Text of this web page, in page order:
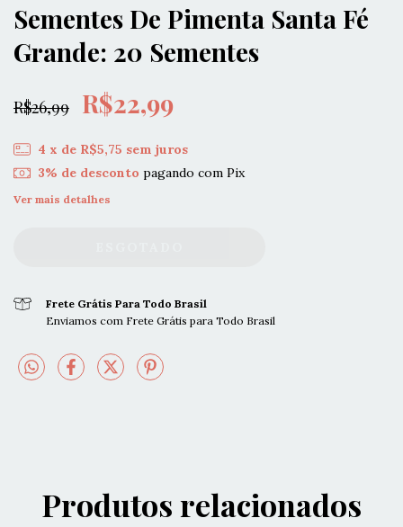
Sementes De Pimenta Santa Fé
Grande: 20 Sementes
R$26,99 R$22,99
4 x de R$5,75 sem juros
3% de desconto pagando com Pix
Ver mais detalhes
Frete Grátis Para Todo Brasil
Enviamos com Frete Grátis para Todo Brasil
Produtos relacionados